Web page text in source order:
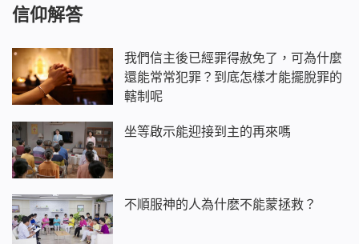
信仰解答
我們信主後已經罪得赦免了，可為什麼
還能常常犯罪？到底怎樣才能擺脫罪的
轄制呢
坐等啟示能迎接到主的再來嗎
不順服神的人為什麽不能蒙拯救？